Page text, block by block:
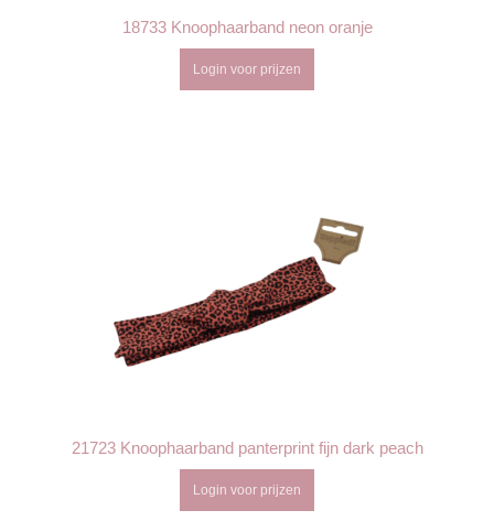
18733 Knoophaarband neon oranje
Login voor prijzen
21723 Knoophaarband panterprint fijn dark peach
Login voor prijzen